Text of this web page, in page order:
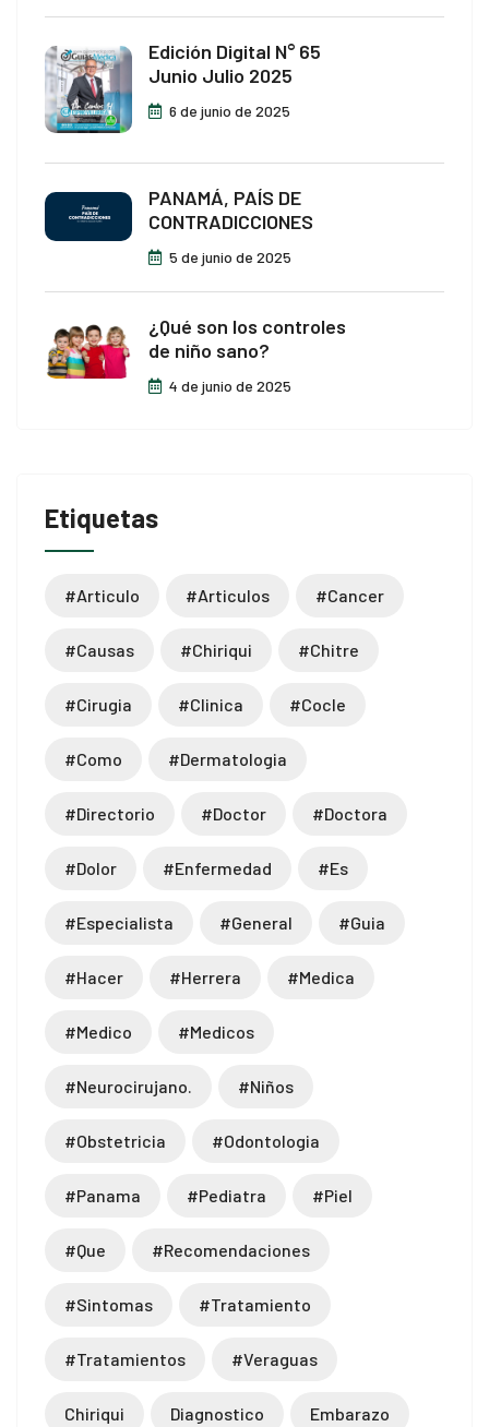
Edición Digital N° 65
Junio Julio 2025
6 de junio de 2025
PANAMÁ, PAÍS DE
CONTRADICCIONES
5 de junio de 2025
¿Qué son los controles
de niño sano?
4 de junio de 2025
Etiquetas
#articulo #articulos #cancer
#causas #chiriqui #chitre
#cirugia #clinica #cocle
#como #dermatologia
#directorio #doctor #doctora
#dolor #enfermedad #es
#especialista #general #guia
#hacer #herrera #medica
#medico #medicos
#neurocirujano. #niños
#obstetricia #odontologia
#panama #pediatra #piel
#que #recomendaciones
#sintomas #tratamiento
#tratamientos #veraguas
Chiriqui Diagnostico Embarazo